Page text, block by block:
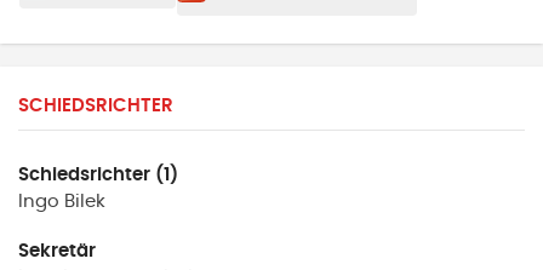
SCHIEDSRICHTER
Schiedsrichter (1)
Ingo Bilek
Sekretär